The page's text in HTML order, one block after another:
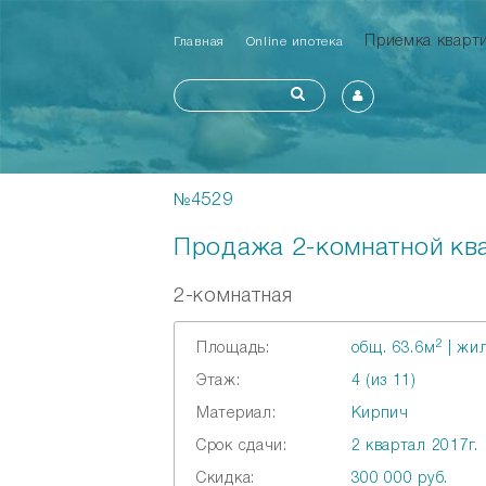
Главная Online ипотека Приемка
№4529
Продажа 2-комнатной
2-комнатная
Площадь: общ. 63.6м 2 |
Этаж: 4 (из 11)
Материал: Кирпич
Срок сдачи: 2 квартал 2017г.
Скидка: 300 000 руб.